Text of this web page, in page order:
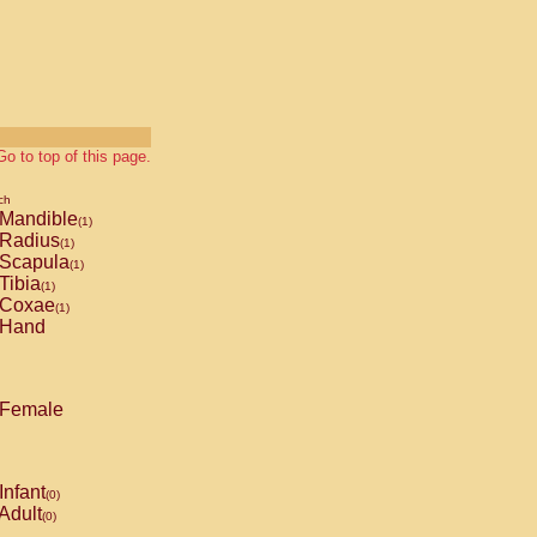
to top of this page.
Mandible(1)
Radius(1)
Scapula(1)
Tibia(1)
Coxae(1)
Hand
Female
Infant(0)
(0)